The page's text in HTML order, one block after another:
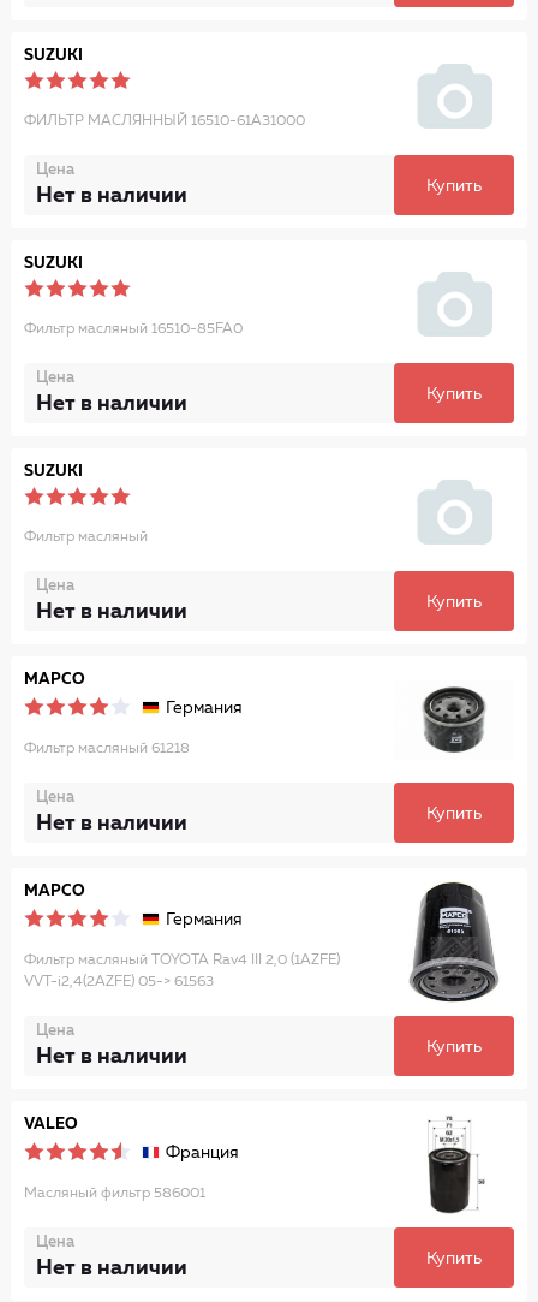
SUZUKI
ФИЛЬТР МАСЛЯННЫЙ 16510-61A31000
Цена
Нет в наличии Купить
SUZUKI
Фильтр масляный 16510-85FA0
Цена
Нет в наличии Купить
SUZUKI
Фильтр масляный
Цена
Нет в наличии Купить
MAPCO
Германия
Фильтр масляный 61218
Цена
Нет в наличии Купить
MAPCO
Германия
Фильтр масляный TOYOTA Rav4 III 2,0 (1AZFE)
VVT-i2,4(2AZFE) 05-> 61563
Цена
Нет в наличии Купить
VALEO
Франция
Масляный фильтр 586001
Цена
Нет в наличии Купить